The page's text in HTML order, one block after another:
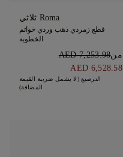
Roma ثلاثي
قطع زمردي ذهب وردي خواتم
الخطوبة
منAED 7,253.98
AED 6,528.58
الترصيع (لا يشمل ضريبة القيمة
المضافة)